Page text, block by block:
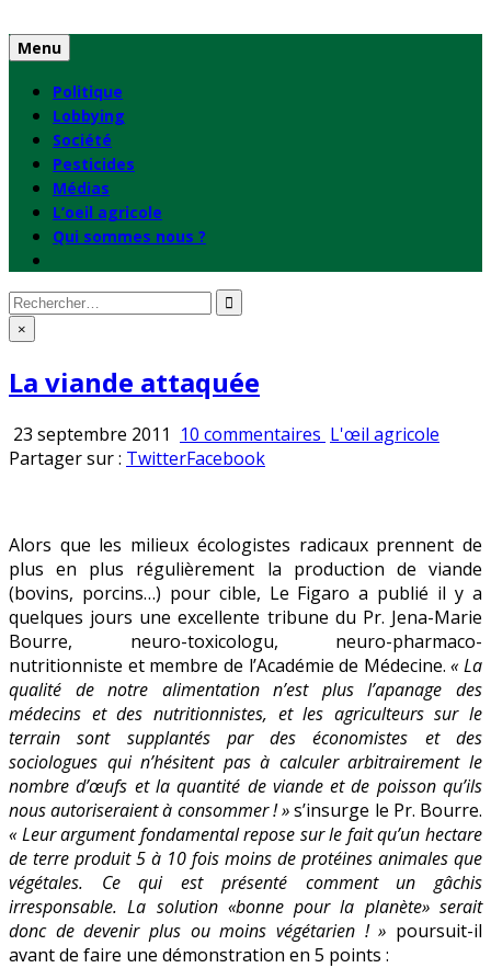
to
content
Menu
Politique
Lobbying
Société
Pesticides
Médias
L’oeil agricole
Qui sommes nous ?
Rechercher
: ×
La viande attaquée
23 septembre 2011 10 commentaires sur
Publié
L'œil agricole
Partager sur : TwitterFacebook
Alors que les milieux écologistes radicaux prennent de
plus en plus régulièrement la production de viande
(bovins, porcins…) pour cible, Le Figaro a publié il y a
quelques jours une excellente tribune du Pr. Jena-Marie
Bourre, neuro-toxicologu, neuro-pharmaco-
nutritionniste et membre de l’Académie de Médecine.« La
qualité de notre alimentation n’est plus l’apanage des
médecins et des nutritionnistes, et les agriculteurs sur le
terrain sont supplantés par des économistes et des
sociologues qui n’hésitent pas à calculer arbitrairement le
nombre d’œufs et la quantité de viande et de poisson qu’ils
nous autoriseraient à consommer ! »s’insurge le Pr. Bourre.
« Leur argument fondamental repose sur le fait qu’un hectare
de terre produit 5 à 10 fois moins de protéines animales que
végétales. Ce qui est présenté comment un gâchis
irresponsable. La solution «bonne pour la planète» serait
donc de devenir plus ou moins végétarien ! » poursuit-il
avant de faire une démonstration en 5 points :